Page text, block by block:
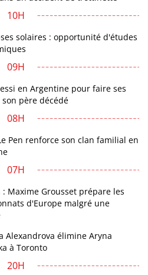
10H
solaires : opportunité d'études
09H
en Argentine pour faire ses
père décédé
08H
Pen renforce son clan familial en
07H
Maxime Grousset prépare les
d'Europe malgré une
Alexandrova élimine Aryna
à Toronto
20H